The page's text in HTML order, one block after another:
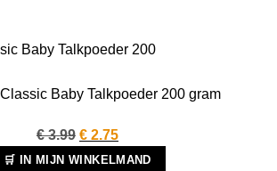
Baby Talkpoeder 200 gram
€3.99 Oorspronkelijke
prijs
€ 2.75Huidige
prijs
🛒 IN MIJN WINKELMAND